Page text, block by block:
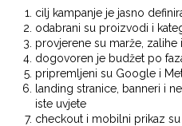
cilj kampanje je jasno
odabrani su proizvodi i
provjerene su marže,
dogovoren je budžet po
pripremljeni su Google i
landing stranice, banneri i
iste uvjete
checkout i mobilni prikaz